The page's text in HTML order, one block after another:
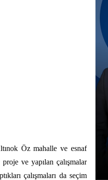
Öz mahalle ve esnaf
ve yapılan çalışmalar
çalışmaları da seçim